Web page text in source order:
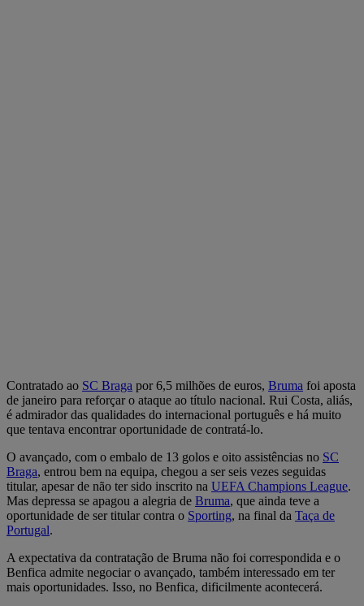
Contratado ao SC Braga por 6,5 milhões de euros, Bruma foi aposta
de janeiro para reforçar o ataque ao título nacional. Rui Costa, aliás,
é admirador das qualidades do internacional português e há muito
que tentava encontrar oportunidade de contratá-lo.
O avançado, com o embalo de 13 golos e oito assistências no SC
Braga, entrou bem na equipa, chegou a ser seis vezes seguidas
titular, apesar de não ter sido inscrito na UEFA Champions League.
Mas depressa se apagou a alegria de Bruma, que ainda teve a
oportunidade de ser titular contra o Sporting, na final da Taça de
Portugal.
A expectativa da contratação de Bruma não foi correspondida e o
Benfica admite negociar o avançado, também interessado em ter
mais oportunidades. Isso, no Benfica, dificilmente acontecerá.